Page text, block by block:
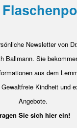
Newsletter von
Ballmann. Sie
aus dem
Kindheit und
Angebote.
Sie sich hier ein!